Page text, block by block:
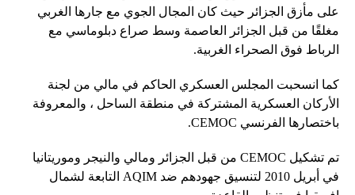
على مأزق الجزائر حيث كان المجال الجوي مع جارها الغربي
مغلقًا من قبل الجزائر العاصمة وسط صراع دبلوماسي مع
الرباط فوق الصحراء الغربية.
كما انسحبت المجلس العسكري الحاكم في مالي من لجنة
الأركان العسكرية المشتركة في منطقة الساحل ، والمعروفة
باختصارها الفرنسي CEMOC.
تم تشكيل CEMOC من قبل الجزائر ومالي والنيجر وموريتانيا
في أبريل 2010 لتنسيق جهودهم ضد AQIM التابعة لشمال